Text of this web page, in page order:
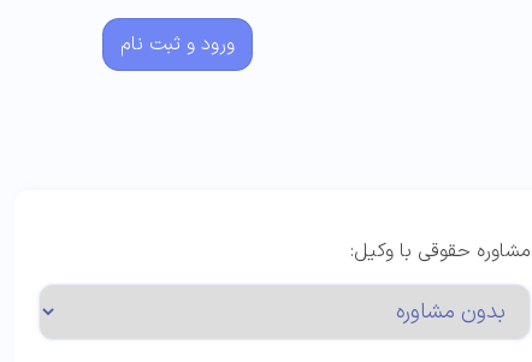
ورود و ثبت نام
مشاوره حقوقی با وکیل: